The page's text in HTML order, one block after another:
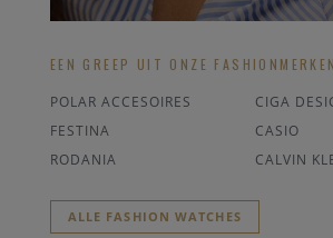
EEN GREEP UIT ONZE FASHIONMERKEN
POLAR ACCESOIRES
CIGA
FESTINA
CASIO
RODANIA
CALVIN
ALLE FASHION WATCHES